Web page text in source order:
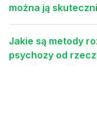
można ją
Jakie są metody
psychozy od